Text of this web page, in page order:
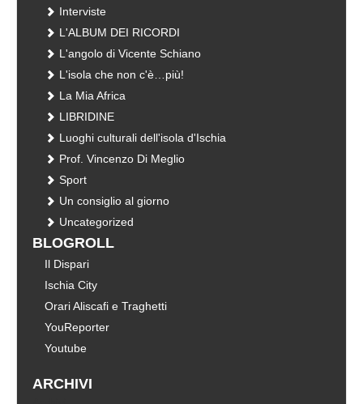
Interviste
L'ALBUM DEI RICORDI
L'angolo di Vicente Schiano
L'isola che non c'è…più!
La Mia Africa
LIBRIDINE
Luoghi culturali dell'isola d'Ischia
Prof. Vincenzo Di Meglio
Sport
Un consiglio al giorno
Uncategorized
BLOGROLL
Il Dispari
Ischia City
Orari Aliscafi e Traghetti
YouReporter
Youtube
ARCHIVI